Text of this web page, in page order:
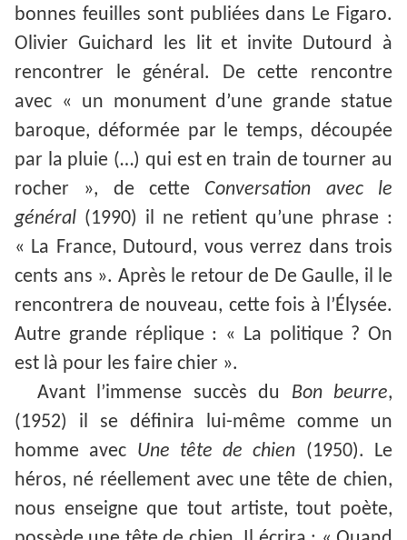
bonnes feuilles sont publiées dans Le Figaro.
Olivier Guichard les lit et invite Dutourd à
rencontrer le général. De cette rencontre
avec « un monument d’une grande statue
baroque, déformée par le temps, découpée
par la pluie (…) qui est en train de tourner au
rocher », de cette Conversation avec le
général (1990) il ne retient qu’une phrase :
« La France, Dutourd, vous verrez dans trois
cents ans ». Après le retour de De Gaulle, il le
rencontrera de nouveau, cette fois à l’Élysée.
Autre grande réplique : « La politique ? On
est là pour les faire chier ».
Avant l’immense succès du Bon beurre,
(1952) il se définira lui-même comme un
homme avec Une tête de chien (1950). Le
héros, né réellement avec une tête de chien,
nous enseigne que tout artiste, tout poète,